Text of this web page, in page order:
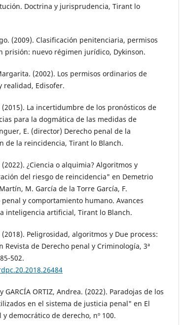
Doctrina y jurisprudencia, Tirant lo
(2009). Clasificación penitenciaria, permisos
prisión: nuevo régimen jurídico, Dykinson.
(2002). Los permisos ordinarios de
realidad, Edisofer.
(2015). La incertidumbre de los pronósticos de
para la dogmática de las medidas de
E. (director) Derecho penal de la
de la reincidencia, Tirant lo Blanch.
(2022). ¿Ciencia o alquimia? Algoritmos y
del riesgo de reincidencia" en Demetrio
M. García de la Torre García, F.
y comportamiento humano. Avances
inteligencia artificial, Tirant lo Blanch.
(2018). Peligrosidad, algoritmos y Due process:
Revista de Derecho penal y Criminología, 3ª
502.
GARCÍA ORTIZ, Andrea. (2022). Paradojas de los
en el sistema de justicia penal" en El
democrático de derecho, nº 100.